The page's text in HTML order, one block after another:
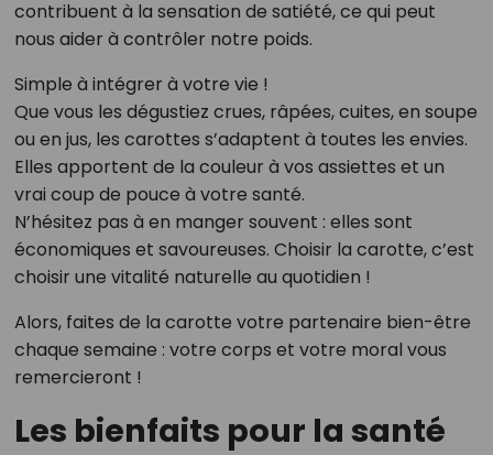
contribuent à la sensation de satiété, ce qui peut
nous aider à contrôler notre poids.
Simple à intégrer à votre vie !
Que vous les dégustiez crues, râpées, cuites, en soupe
ou en jus, les carottes s’adaptent à toutes les envies.
Elles apportent de la couleur à vos assiettes et un
vrai coup de pouce à votre santé.
N’hésitez pas à en manger souvent : elles sont
économiques et savoureuses. Choisir la carotte, c’est
choisir une vitalité naturelle au quotidien !
Alors, faites de la carotte votre partenaire bien-être
chaque semaine : votre corps et votre moral vous
remercieront !
Les bienfaits pour la santé